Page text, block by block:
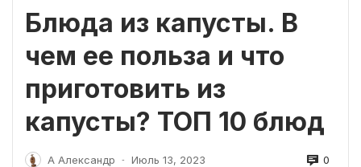
Блюда из капусты. В
чем ее польза и что
приготовить из
капусты? ТОП 10 блюд
А Александр - Июль 13, 2023 0